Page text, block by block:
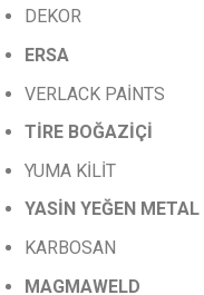
DEKOR
ERSA
VERLACK PAİNTS
TİRE BOĞAZİÇİ
YUMA KİLİT
YASİN YEĞEN METAL
KARBOSAN
MAGMAWELD